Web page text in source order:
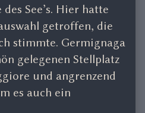
See’s. Hier hatte
getroffen, die
stimmte. Germignaga
gelegenen Stellplatz
und angrenzend
es auch ein